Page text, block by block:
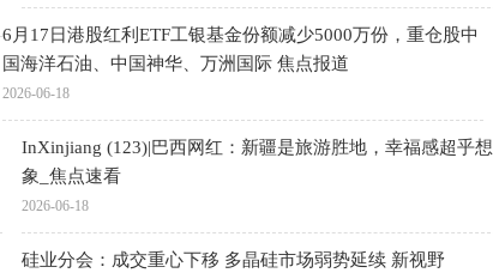
6月17日港股红利ETF工银基金份额减少5000万份，重仓股中
国海洋石油、中国神华、万洲国际 焦点报道
2026-06-18
InXinjiang (123)|巴西网红：新疆是旅游胜地，幸福感超乎想
象_焦点速看
2026-06-18
硅业分会：成交重心下移 多晶硅市场弱势延续 新视野